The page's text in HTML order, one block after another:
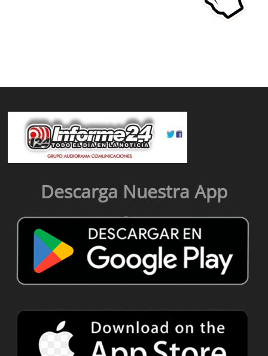
Descarga Nuestra App